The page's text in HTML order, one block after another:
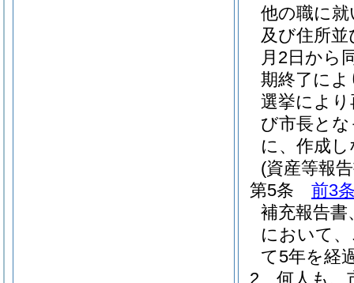
他の職に
及び住所
月2日から
期終了に
選挙によ
び市長と
に、作成
(資産等報
第5条
前3
補充報告書
において
て5年を経
2
何人も、